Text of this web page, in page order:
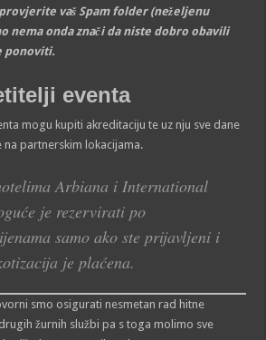
vaš Spam folder (neželjenu
nema onda znači da niste dobro obavili
ponoviti.
eventa
mogu kupiti akreditaciju te uz nju sve dane
partnerskim lokacijama.
Arbiana i International
je rezervirati po
samo ako ste prijavljeni i
je plaćena.
smo osigurati nesmetan rad hitne
žurnih službi pa s toga molimo sve